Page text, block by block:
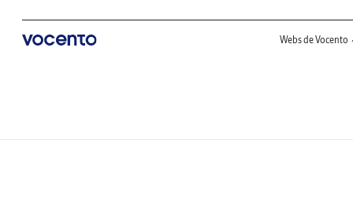
Webs de Vocento